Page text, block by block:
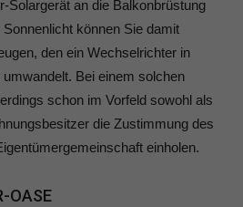
Solargerät an die Balkonbrüstung
können Sie damit
den ein Wechselrichter in
Bei einem solchen
schon im Vorfeld sowohl als
die Zustimmung des
einholen.
OASE